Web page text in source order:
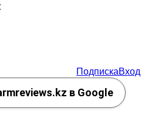
ПодпискаВход
в Google